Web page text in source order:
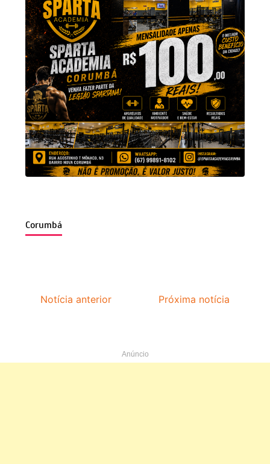
Corumbá
Notícia anterior Próxima notícia
Anúncio